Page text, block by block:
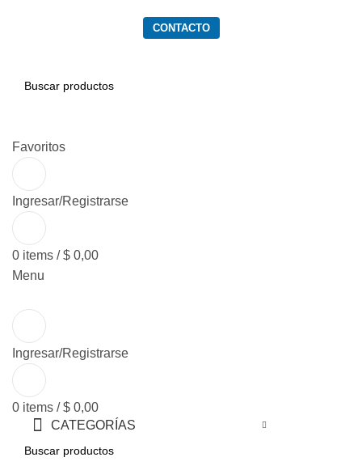
CONTACTO
Favoritos
Ingresar/Registrarse
0 items / $ 0,00
Menu
Ingresar/Registrarse
0 items / $ 0,00
CATEGORÍAS